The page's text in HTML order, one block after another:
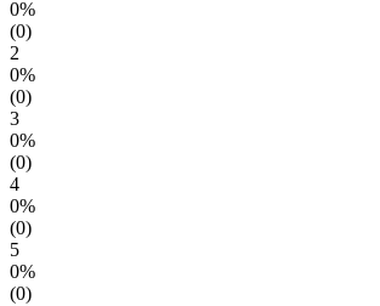
0%
(0)
2
0%
(0)
3
0%
(0)
4
0%
(0)
5
0%
(0)